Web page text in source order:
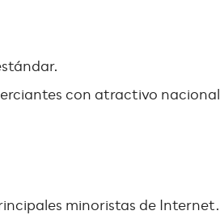
con atractivo nacional
minoristas de Internet.